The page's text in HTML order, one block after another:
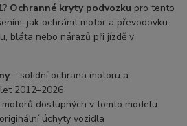
? Ochranné kryty podvozku pro tento
jak ochránit motor a převodovku
bláta nebo nárazů při jízdě v
– solidní ochrana motoru a
2012–2026
dostupných v tomto modelu
úchyty vozidla